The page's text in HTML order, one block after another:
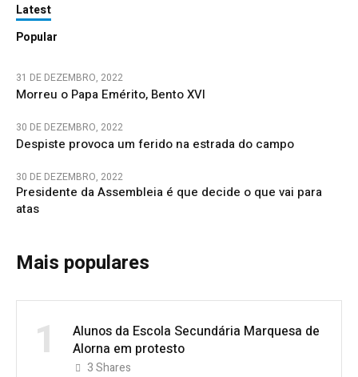
Latest
Popular
31 DE DEZEMBRO, 2022
Morreu o Papa Emérito, Bento XVI
30 DE DEZEMBRO, 2022
Despiste provoca um ferido na estrada do campo
30 DE DEZEMBRO, 2022
Presidente da Assembleia é que decide o que vai para
atas
Mais populares
1
Alunos da Escola Secundária Marquesa de
Alorna em protesto
3Shares